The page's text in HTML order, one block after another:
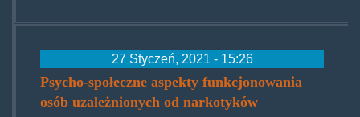
27 Styczeń, 2021 - 15:26
Psycho-społeczne aspekty funkcjonowania
osób uzależnionych od narkotyków